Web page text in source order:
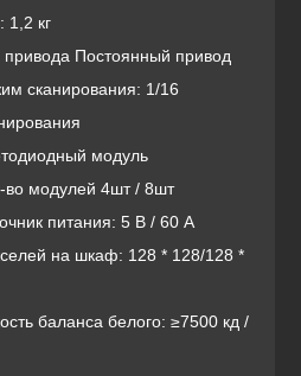
1,2 кг
привода Постоянный привод
сканирования: 1/16
модуль
во модулей 4шт / 8шт
питания: 5 В / 60 А
на шкаф: 128 * 128/128 *
баланса белого: ≥7500 кд /